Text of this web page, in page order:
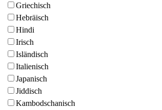
Griechisch
Hebräisch
Hindi
Irisch
Isländisch
Italienisch
Japanisch
Jiddisch
Kambodschanisch